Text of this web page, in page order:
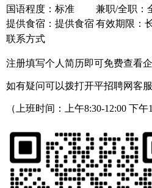
国语程度：标准
兼职/全职：
提供食宿：提供食宿 有效期限：
联系方式
注册填写个人简历即可免费查看
如有疑问可以拨打开平招聘网客服
（上班时间：上午8:30-12:00 下